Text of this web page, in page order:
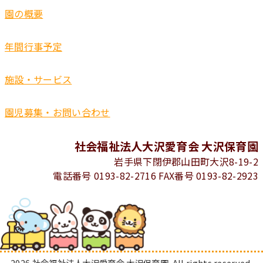
園の概要
年間行事予定
施設・サービス
園児募集・お問い合わせ
社会福祉法人大沢愛育会 大沢保育園
岩手県下閉伊郡山田町大沢8-19-2
電話番号 0193-82-2716 FAX番号 0193-82-2923